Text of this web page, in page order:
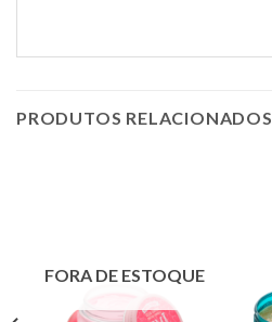
PRODUTOS RELACIONADOS
FORA DE ESTOQUE